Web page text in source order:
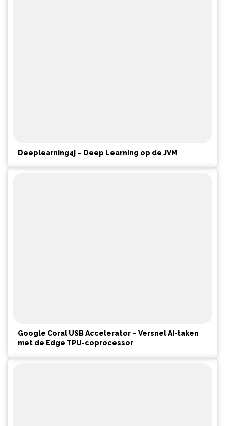
Deeplearning4j – Deep Learning op de JVM
Google Coral USB Accelerator – Versnel AI-taken
met de Edge TPU-coprocessor